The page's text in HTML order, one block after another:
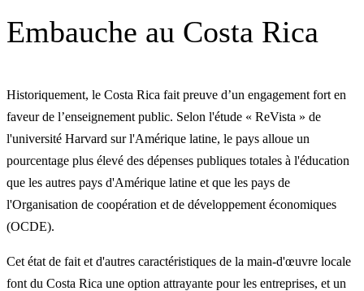
Embauche au Costa Rica
Historiquement, le Costa Rica fait preuve d’un engagement fort en
faveur de l’enseignement public. Selon l'étude « ReVista » de
l'université Harvard sur l'Amérique latine, le pays alloue un
pourcentage plus élevé des dépenses publiques totales à l'éducation
que les autres pays d'Amérique latine et que les pays de
l'Organisation de coopération et de développement économiques
(OCDE).
Cet état de fait et d'autres caractéristiques de la main-d'œuvre locale
font du Costa Rica une option attrayante pour les entreprises, et un